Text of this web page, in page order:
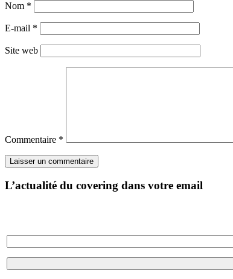
Nom *
E-mail *
Site web
Commentaire *
L’actualité du covering dans votre email